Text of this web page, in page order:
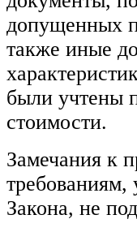
допущенных
также иные
были учтены
стоимости.
Замечания к
Закона, не